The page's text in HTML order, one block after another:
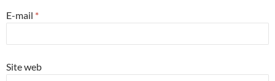
E-mail *
Site web